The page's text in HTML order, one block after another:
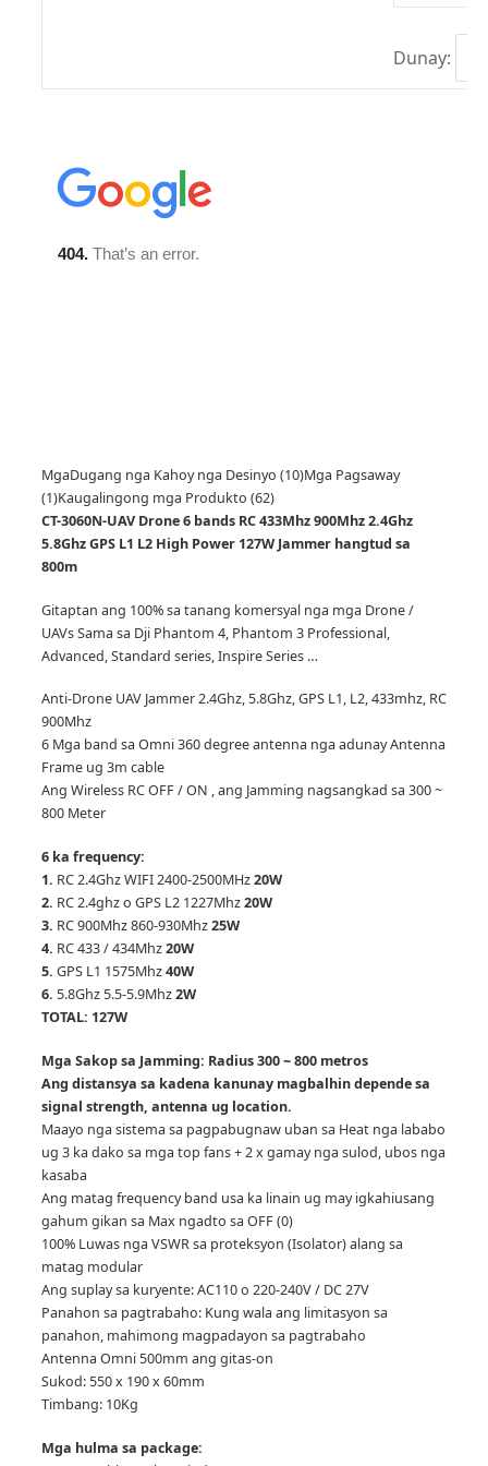
Dunay:
MgaDugang nga Kahoy nga Desinyo (10)Mga Pagsaway
(1)Kaugalingong mga Produkto (62)
CT-3060N-UAV Drone 6 bands RC 433Mhz 900Mhz 2.4Ghz
5.8Ghz GPS L1 L2 High Power 127W Jammer hangtud sa
800m
Gitaptan ang 100% sa tanang komersyal nga mga Drone /
UAVs Sama sa Dji Phantom 4, Phantom 3 Professional,
Advanced, Standard series, Inspire Series …
Anti-Drone UAV Jammer 2.4Ghz, 5.8Ghz, GPS L1, L2, 433mhz, RC
900Mhz
6 Mga band sa Omni 360 degree antenna nga adunay Antenna
Frame ug 3m cable
Ang Wireless RC OFF / ON , ang Jamming nagsangkad sa 300 ~
800 Meter
6 ka frequency:
1. RC 2.4Ghz WIFI 2400-2500MHz20W
2. RC 2.4ghz o GPS L2 1227Mhz20W
3. RC 900Mhz 860-930Mhz25W
4. RC 433 / 434Mhz20W
5. GPS L1 1575Mhz40W
6. 5.8Ghz 5.5-5.9Mhz2W
TOTAL: 127W
Mga Sakop sa Jamming: Radius 300 ~ 800 metros
Ang distansya sa kadena kanunay magbalhin depende sa
signal strength, antenna ug location.
Maayo nga sistema sa pagpabugnaw uban sa Heat nga lababo
ug 3 ka dako sa mga top fans + 2 x gamay nga sulod, ubos nga
kasaba
Ang matag frequency band usa ka linain ug may igkahiusang
gahum gikan sa Max ngadto sa OFF (0)
100% Luwas nga VSWR sa proteksyon (Isolator) alang sa
matag modular
Ang suplay sa kuryente: AC110 o 220-240V / DC 27V
Panahon sa pagtrabaho: Kung wala ang limitasyon sa
panahon, mahimong magpadayon sa pagtrabaho
Antenna Omni 500mm ang gitas-on
Sukod: 550 x 190 x 60mm
Timbang: 10Kg
Mga hulma sa package: